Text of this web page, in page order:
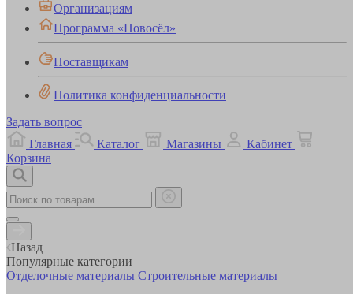
Организациям
Программа «Новосёл»
Поставщикам
Политика конфиденциальности
Задать вопрос
Главная
Каталог Магазины
Кабинет
Корзина
Назад
Популярные категории
Отделочные материалы Строительные материалы